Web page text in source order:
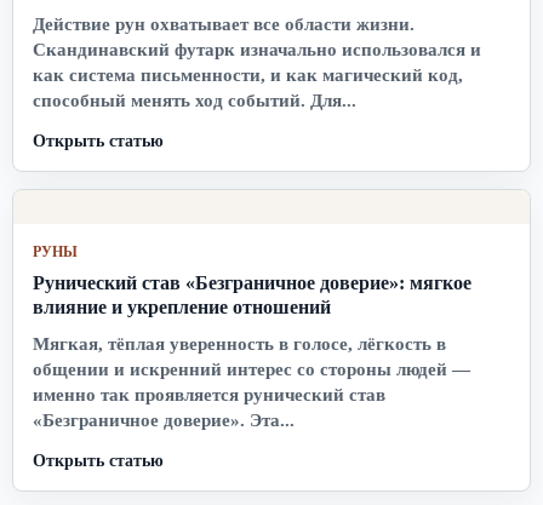
Действие рун охватывает все области жизни.
Скандинавский футарк изначально использовался и
как система письменности, и как магический код,
способный менять ход событий. Для...
Открыть статью
РУНЫ
Рунический став «Безграничное доверие»: мягкое
влияние и укрепление отношений
Мягкая, тёплая уверенность в голосе, лёгкость в
общении и искренний интерес со стороны людей —
именно так проявляется рунический став
«Безграничное доверие». Эта...
Открыть статью